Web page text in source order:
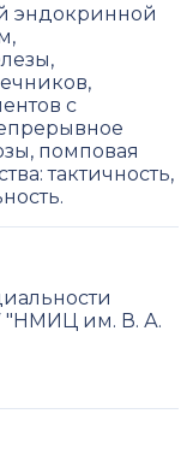
эндокринной
с
помповая
тактичность,
"НМИЦ им. В. А.